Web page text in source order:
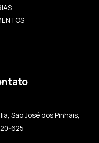
São José dos Pinhais,
625